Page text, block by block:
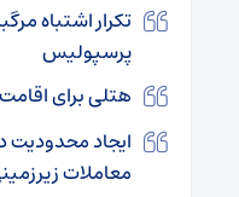
تکرار اشتباه
پرسپولیس
هتلی برای
ایجاد محدودیت
معاملات